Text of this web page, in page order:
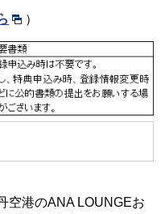
）
空港のANA LOUNGEお